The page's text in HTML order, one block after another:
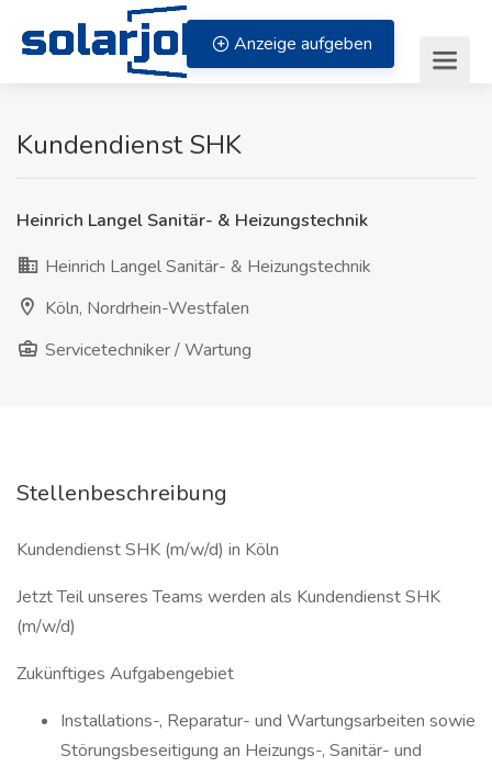
Zum Inhalt springen
Anzeige aufgeben
Kundendienst SHK
Heinrich Langel Sanitär- & Heizungstechnik
Heinrich Langel Sanitär- & Heizungstechnik
Köln, Nordrhein-Westfalen
Servicetechniker / Wartung
Stellenbeschreibung
Kundendienst SHK (m/w/d) in Köln
Jetzt Teil unseres Teams werden als Kundendienst SHK
(m/w/d)
Zukünftiges Aufgabengebiet
Installations-, Reparatur- und Wartungsarbeiten sowie
Störungsbeseitigung an Heizungs-, Sanitär- und